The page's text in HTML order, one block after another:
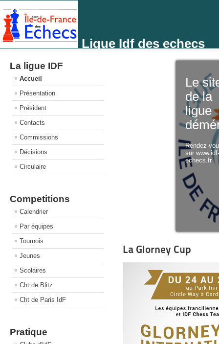
Ligue Idf des echecs
La ligue IDF
Accueil
Présentation
Président
Contacts
Commissions
Décisions
Circulaire
Competitions
Calendrier
Par équipes
Tournois
Jeunes
Scolaires
Cht de Blitz
Cht de Paris IdF
Pratique
Le
de la
ligue
Rendez-
sur
echecs.fr
La Glorney Cup